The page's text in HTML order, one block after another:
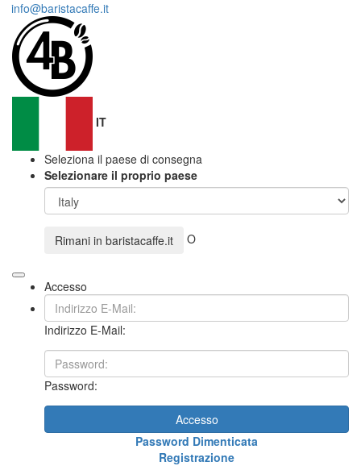
info@baristacaffe.it
IT
Seleziona il paese di consegna
Selezionare il proprio paese
Rimani in baristacaffe.it O
Accesso
Indirizzo E-Mail:
Password:
Accesso
Password Dimenticata
Registrazione